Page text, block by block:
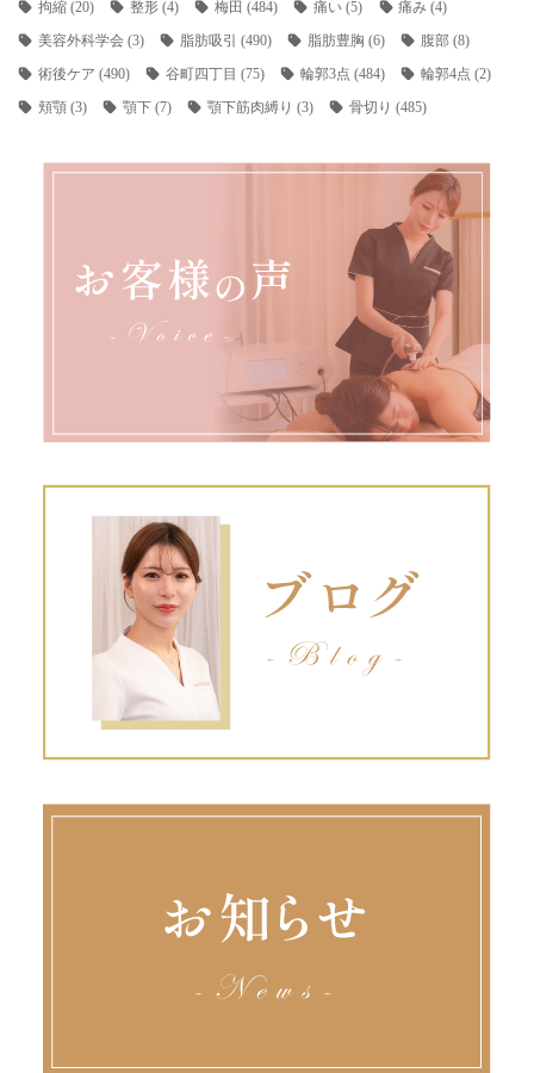
拘縮(20) 整形(4) 梅田 (484) 痛い (5) 痛み (4)
美容外科学会(3) 脂肪吸引 (490) 脂肪豊胸 (6) 腹部 (8)
術後ケア (490) 谷町四丁目 (75) 輪郭3点 (484) 輪郭4点 (2)
頬顎(3) 顎下(7) 顎下筋肉縛り (3) 骨切り (485)